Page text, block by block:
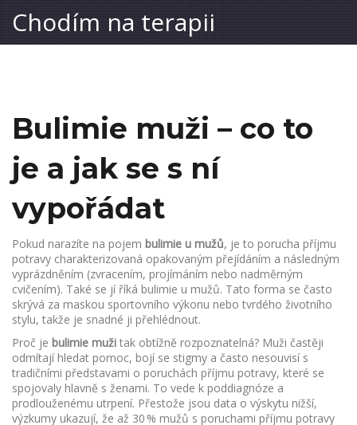
Chodím na terapii
Bulimie muži – co to
je a jak se s ní
vypořádat
Pokud narazíte na pojem bulimie u mužů, je to porucha příjmu
potravy charakterizovaná opakovaným přejídáním a následným
vyprázdněním (zvracením, projímáním nebo nadměrným
cvičením). Také se jí říká bulimie u mužů. Tato forma se často
skrývá za maskou sportovního výkonu nebo tvrdého životního
stylu, takže je snadné ji přehlédnout.
Proč je bulimie muži tak obtížně rozpoznatelná? Muži častěji
odmítají hledat pomoc, bojí se stigmy a často nesouvisí s
tradičními představami o poruchách příjmu potravy, které se
spojovaly hlavně s ženami. To vede k poddiagnóze a
prodlouženému utrpení. Přestože jsou data o výskytu nižší,
výzkumy ukazují, že až 30 % mužů s poruchami příjmu potravy